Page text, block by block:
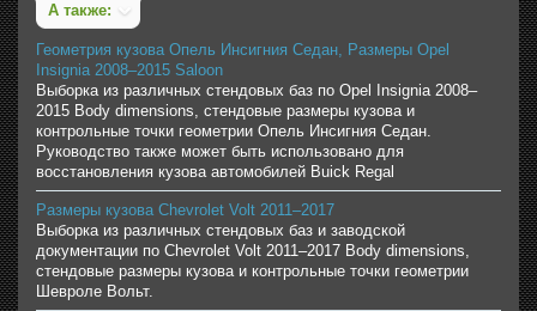
А также:
Геометрия кузова Опель Инсигния Седан, Размеры Opel
Insignia 2008–2015 Saloon
Выборка из различных стендовых баз по Opel Insignia 2008–
2015 Body dimensions, стендовые размеры кузова и
контрольные точки геометрии Опель Инсигния Седан.
Руководство также может быть использовано для
восстановления кузова автомобилей Buick Regal
Размеры кузова Chevrolet Volt 2011–2017
Выборка из различных стендовых баз и заводской
документации по Chevrolet Volt 2011–2017 Body dimensions,
стендовые размеры кузова и контрольные точки геометрии
Шевроле Вольт.